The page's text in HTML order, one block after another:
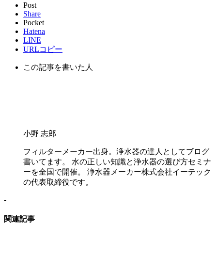
Post
Share
Pocket
Hatena
LINE
URLコピー
この記事を書いた人
小野 志郎
フィルターメーカー出身。浄水器の達人としてブログ
書いてます。 水の正しい知識と浄水器の選び方セミナ
ーを全国で開催。 浄水器メーカー株式会社イーテック
の代表取締役です。
-
関連記事